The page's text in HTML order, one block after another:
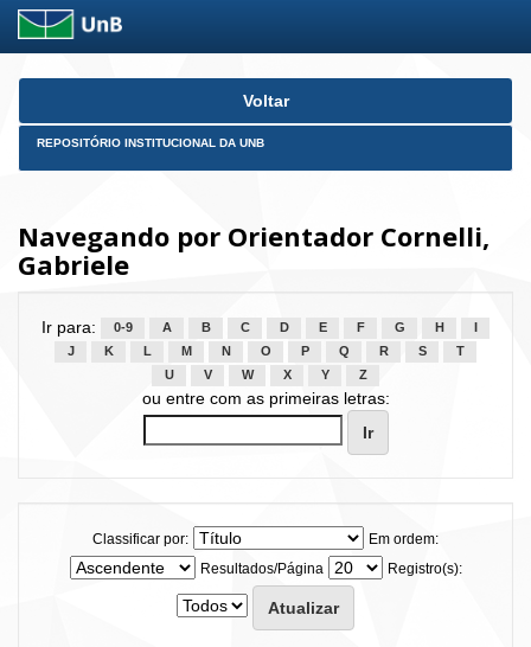
Skip
Voltar
REPOSITÓRIO INSTITUCIONAL DA UNB
Navegando por Orientador Cornelli,
Gabriele
Ir para: 0-9 A B C D E F G H
J
K L M N O P Q R S
T
U
V W X Y Z
ou entre com as primeiras letras:
Classificar por:
Em ordem:
Resultados/Página
Registro(s):